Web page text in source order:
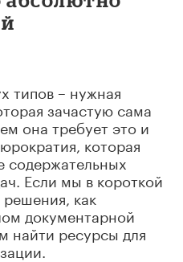
типов – нужная
зачастую сама
она требует это и
которая
содержательных
Если мы в короткой
как
документарной
найти ресурсы для